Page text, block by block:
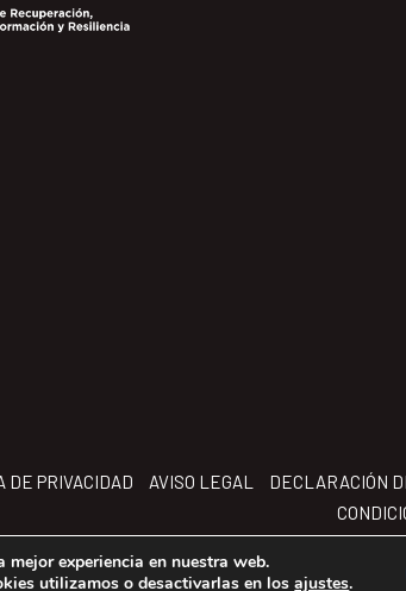
DE PRIVACIDAD AVISO LEGAL DECLARACIÓN
experiencia en nuestra web.
utilizamos o desactivarlas en losajustes.